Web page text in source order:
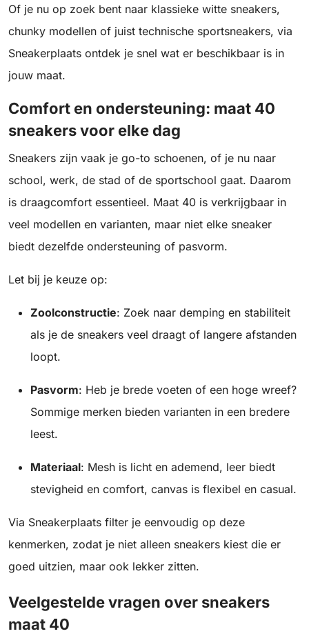
Of je nu op zoek bent naar klassieke witte sneakers,
chunky modellen of juist technische sportsneakers, via
Sneakerplaats ontdek je snel wat er beschikbaar is in
jouw maat.
Comfort en ondersteuning: maat 40
sneakers voor elke dag
Sneakers zijn vaak je go-to schoenen, of je nu naar
school, werk, de stad of de sportschool gaat. Daarom
is draagcomfort essentieel. Maat 40 is verkrijgbaar in
veel modellen en varianten, maar niet elke sneaker
biedt dezelfde ondersteuning of pasvorm.
Let bij je keuze op:
Zoolconstructie: Zoek naar demping en stabiliteit
als je de sneakers veel draagt of langere afstanden
loopt.
Pasvorm: Heb je brede voeten of een hoge wreef?
Sommige merken bieden varianten in een bredere
leest.
Materiaal: Mesh is licht en ademend, leer biedt
stevigheid en comfort, canvas is flexibel en casual.
Via Sneakerplaats filter je eenvoudig op deze
kenmerken, zodat je niet alleen sneakers kiest die er
goed uitzien, maar ook lekker zitten.
Veelgestelde vragen over sneakers
maat 40